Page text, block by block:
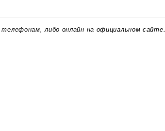
либо онлайн на официальном сайте.